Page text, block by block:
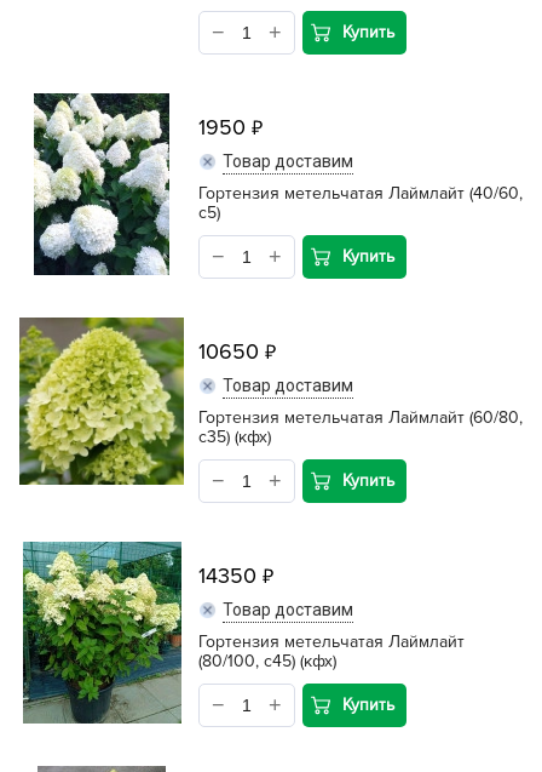
Купить
1950
Товар доставим
Гортензия метельчатая Лаймлайт (40/60,
с5)
Купить
10650
Товар доставим
Гортензия метельчатая Лаймлайт (60/80,
с35) (кфх)
Купить
14350
Товар доставим
Гортензия метельчатая Лаймлайт
(80/100, с45) (кфх)
Купить